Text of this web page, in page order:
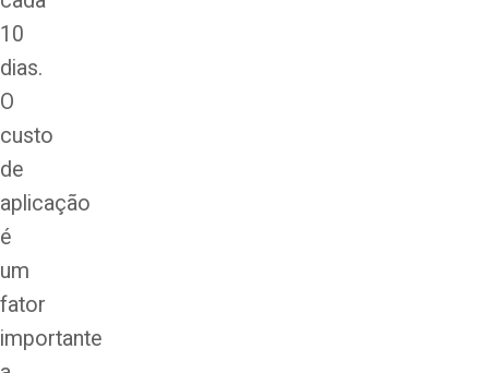
10
dias.
O
custo
de
aplicação
é
um
fator
importante